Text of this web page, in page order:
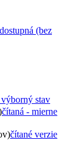
dostupná (bez
stav
čítaná - mierne
čítané verzie